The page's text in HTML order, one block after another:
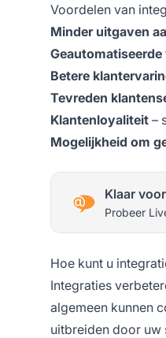
Voordelen van
Minder uitgaven
Betere
Tevreden
Klantenloyaliteit –
Mogelijkheid om
Klaar
Probeer
Hoe kunt u
Integraties
algemeen kunnen
uitbreiden door uw